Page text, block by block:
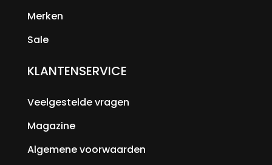
Merken
Sale
KLANTENSERVICE
Veelgestelde vragen
Magazine
Algemene voorwaarden